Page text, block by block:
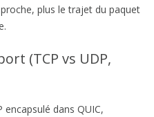
plus le trajet du paquet
(TCP vs UDP,
dans QUIC,